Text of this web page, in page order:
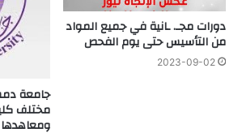
دورات مجـ. ـانية في جميع المواد
من التأسيس حتى يوم الفحص
2023-09-02
جامعة
مختلف
ومعاهدها